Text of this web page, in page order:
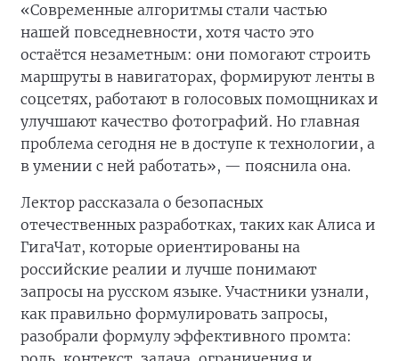
«Современные алгоритмы стали частью
нашей повседневности, хотя часто это
остаётся незаметным: они помогают строить
маршруты в навигаторах, формируют ленты в
соцсетях, работают в голосовых помощниках и
улучшают качество фотографий. Но главная
проблема сегодня не в доступе к технологии, а
в умении с ней работать», — пояснила она.
Лектор рассказала о безопасных
отечественных разработках, таких как Алиса и
ГигаЧат, которые ориентированы на
российские реалии и лучше понимают
запросы на русском языке. Участники узнали,
как правильно формулировать запросы,
разобрали формулу эффективного промта: